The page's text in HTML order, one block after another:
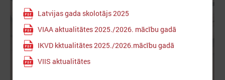
Latvijas gada skolotājs 2025
VIAA aktualitātes 2025./2026. mācību gadā
IKVD kktualitātes 2025./2026.mācību gadā
VIIS aktualitātes